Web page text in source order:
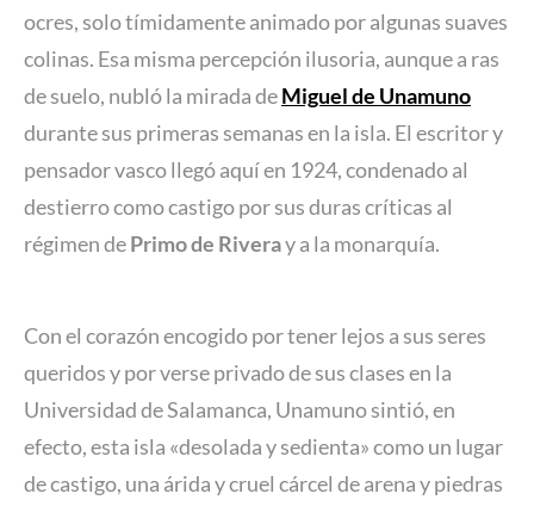
ocres, solo tímidamente animado por algunas suaves
colinas. Esa misma percepción ilusoria, aunque a ras
de suelo, nubló la mirada deMiguel de Unamuno
durante sus primeras semanas en la isla. El escritor y
pensador vasco llegó aquí en 1924, condenado al
destierro como castigo por sus duras críticas al
régimen dePrimo de Riveray a la monarquía.
Con el corazón encogido por tener lejos a sus seres
queridos y por verse privado de sus clases en la
Universidad de Salamanca, Unamuno sintió, en
efecto, esta isla «desolada y sedienta» como un lugar
de castigo, una árida y cruel cárcel de arena y piedras